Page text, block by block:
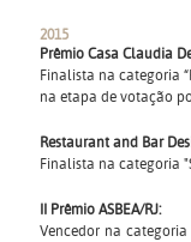
2015
Prêmio Casa Claudia
Finalista na categoria
na etapa de votação
Restaurant and Bar
Finalista na categoria
II Prêmio ASBEA/RJ:
Vencedor na